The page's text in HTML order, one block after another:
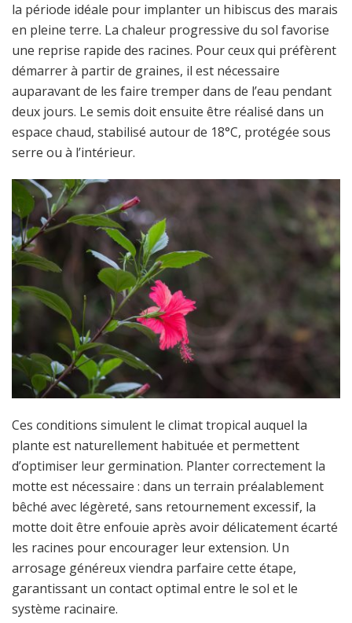
la période idéale pour implanter un hibiscus des marais
en pleine terre. La chaleur progressive du sol favorise
une reprise rapide des racines. Pour ceux qui préfèrent
démarrer à partir de graines, il est nécessaire
auparavant de les faire tremper dans de l’eau pendant
deux jours. Le semis doit ensuite être réalisé dans un
espace chaud, stabilisé autour de 18°C, protégée sous
serre ou à l’intérieur.
Ces conditions simulent le climat tropical auquel la
plante est naturellement habituée et permettent
d’optimiser leur germination. Planter correctement la
motte est nécessaire : dans un terrain préalablement
bêché avec légèreté, sans retournement excessif, la
motte doit être enfouie après avoir délicatement écarté
les racines pour encourager leur extension. Un
arrosage généreux viendra parfaire cette étape,
garantissant un contact optimal entre le sol et le
système racinaire.